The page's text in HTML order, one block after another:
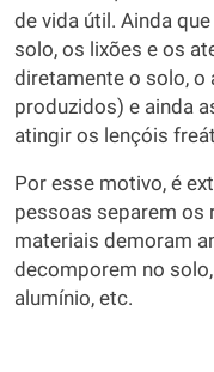
de vida útil. Ainda
solo, os lixões e os
diretamente o solo, o
produzidos) e ainda
atingir os lençóis
Por esse motivo, é
pessoas separem os
materiais demoram
decomporem no
alumínio, etc.